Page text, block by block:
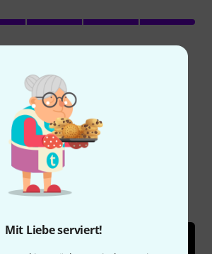
Mit Liebe serviert!
Schon gewusst?
Alle Ratgeber